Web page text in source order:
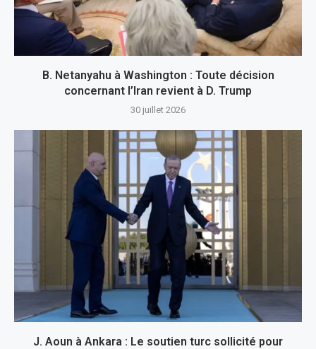
B. Netanyahu à Washington : Toute décision
concernant l’Iran revient à D. Trump
30 juillet 2026
J. Aoun à Ankara : Le soutien turc sollicité pour